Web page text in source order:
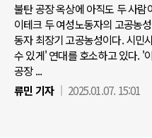
불탄 공장 옥상에 아직도 두 사람
이테크 두 여성노동자의 고공농
동자 최장기 고공농성이다. 시민
수 있게' 연대를 호소하고 있다. '
공장 ...
류민 기자
2025.01.07. 15:01